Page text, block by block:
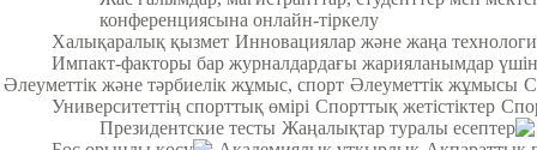
конференциясына онлайн-тіркелу
Халықаралық қызмет Инновациялар және жаңа
Импакт-факторы бар журналдардағы жарияланымдар үшін
Әлеуметтік және тәрбиелік жұмыс, спорт Әлеуметтік жұмысы
Университеттің спорттық өмірі Спорттық жетістіктер
Президентские тесты Жаңалықтар туралы есептер